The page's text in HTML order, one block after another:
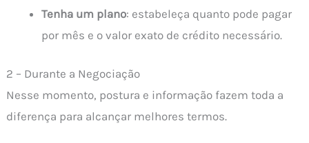
Tenha um plano: estabeleça quanto pode pagar
por mês e o valor exato de crédito necessário.
2 – Durante a Negociação
Nesse momento, postura e informação fazem toda a
diferença para alcançar melhores termos.